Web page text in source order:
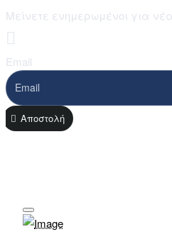
Μείνετε ενημερωμένοι για
Email
Αποστολή